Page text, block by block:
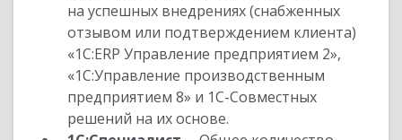
на успешных внедрениях (снабженных
отзывом или подтверждением клиента)
«1С:ERP Управление предприятием 2»,
«1С:Управление производственным
предприятием 8» и 1С-Совместных
решений на их основе.